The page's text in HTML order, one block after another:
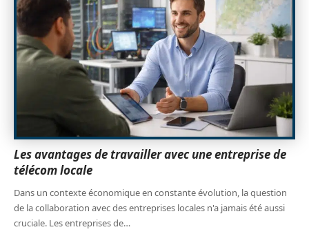
Les avantages de travailler avec une entreprise de
télécom locale
Dans un contexte économique en constante évolution, la question
de la collaboration avec des entreprises locales n'a jamais été aussi
cruciale. Les entreprises de…